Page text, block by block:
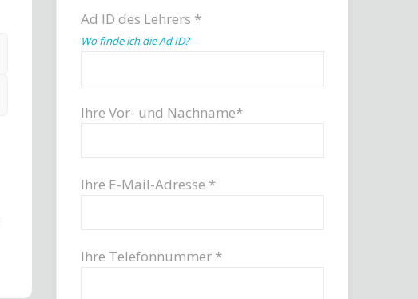
Ad ID des Lehrers *
Wo finde ich die Ad ID?
Ihre Vor- und Nachname*
Ihre E-Mail-Adresse *
Ihre Telefonnummer *